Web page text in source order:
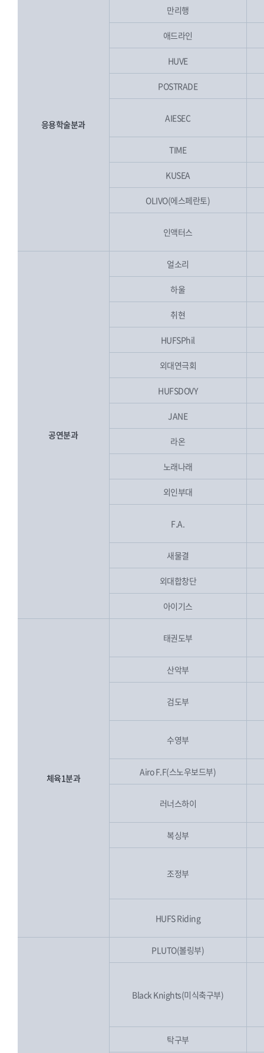
응용학술분과
만리행
애드라인
HUVE
POSTRADE
AIESEC
TIME
KUSEA
OLIVO(에스페란토)
인액터스
공연분과
얼소리
하울
취현
HUFSPhil
외대연극회
HUFSDOVY
JANE
라온
노래나래
외인부대
F.A.
새물결
외대합창단
아이기스
체육1분과
태권도부
산악부
검도부
수영부
Airo F.F(스노우보드부)
러너스하이
복싱부
조정부
HUFS Riding
PLUTO(볼링부)
Black Knights(미식축구부)
탁구부